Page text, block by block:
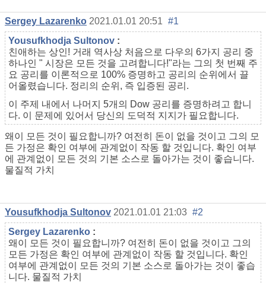
Sergey Lazarenko 2021.01.01 20:51 #1
Yousufkhodja Sultonov :
친애하는 상인! 거래 역사상 처음으로 다우의 6가지 공리 중
하나인 " 시장은 모든 것을 고려합니다!"라는 그의 첫 번째 주
요 공리를 이론적으로 100% 증명하고 공리의 순위에서 끌
어올렸습니다. 정리의 순위, 즉 입증된 공리.
이 주제 내에서 나머지 5개의 Dow 공리를 증명하려고 합니
다. 이 문제에 있어서 당신의 도덕적 지지가 필요합니다.
왜이 모든 것이 필요합니까? 여전히 돈이 없을 것이고 그의 모
든 가정은 확인 여부에 관계없이 작동 할 것입니다. 확인 여부
에 관계없이 모든 것의 기본 소스로 돌아가는 것이 좋습니다.
물질적 가치
Yousufkhodja Sultonov 2021.01.01 21:03 #2
Sergey Lazarenko :
왜이 모든 것이 필요합니까? 여전히 돈이 없을 것이고 그의
모든 가정은 확인 여부에 관계없이 작동 할 것입니다. 확인
여부에 관계없이 모든 것의 기본 소스로 돌아가는 것이 좋습
니다. 물질적 가치